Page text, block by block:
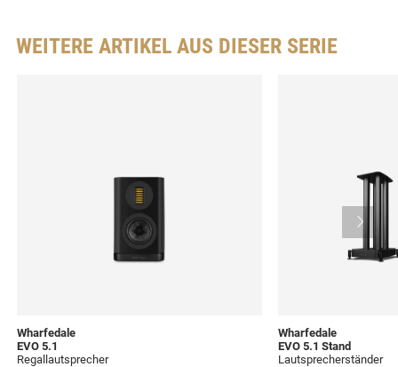
WEITERE ARTIKEL AUS DIESER SERIE
Wharfedale
EVO 5.1
Regallautsprecher
Wharfedale
EVO 5.1 Stand
Lautsprecherständer